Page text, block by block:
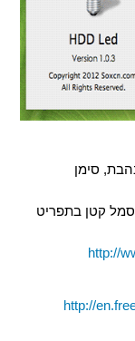
סימן
קטן בתפריט
http://
http://